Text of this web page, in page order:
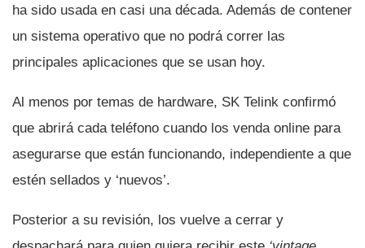
ha sido usada en casi una década. Además de contener
un sistema operativo que no podrá correr las
principales aplicaciones que se usan hoy.
Al menos por temas de hardware, SK Telink confirmó
que abrirá cada teléfono cuando los venda online para
asegurarse que están funcionando, independiente a que
estén sellados y ‘nuevos’.
Posterior a su revisión, los vuelve a cerrar y